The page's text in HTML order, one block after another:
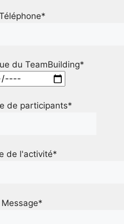
du TeamBuilding*
de participants*
de l'activité*
Message*